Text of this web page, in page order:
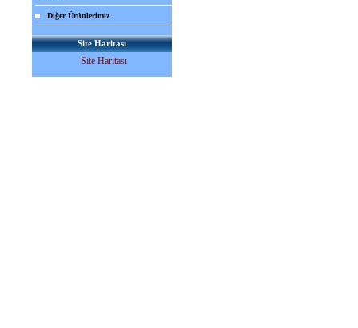
Diğer Ürünlerimiz
Site Haritası
Site Haritası